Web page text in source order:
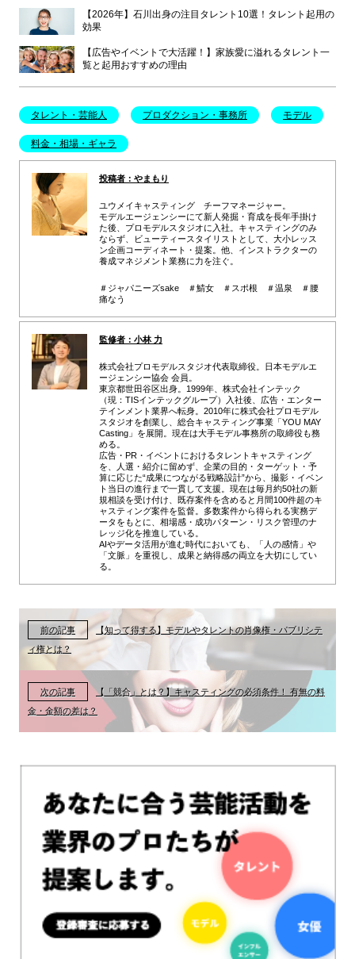
【2026年】石川出身の注目タレント10選！タレント起用の
効果
【広告やイベントで大活躍！】家族愛に溢れるタレント一
覧と起用おすすめの理由
タレント・芸能人 プロダクション・事務所 モデル
料金・相場・ギャラ
投稿者：やまもり
ユウメイキャスティング チーフマネージャー。
モデルエージェンシーにて新人発掘・育成を長年手掛け
た後、プロモデルスタジオに入社。キャスティングのみ
ならず、ビューティースタイリストとして、大小レッス
ン企画コーディネート・提案。他、インストラクターの
養成マネジメント業務に力を注ぐ。
＃ジャパニーズsake ＃鯖女 ＃スポ根 ＃温泉 ＃腰
痛なう
監修者：小林 力
株式会社プロモデルスタジオ代表取締役。日本モデルエ
ージェンシー協会 会員。
東京都世田谷区出身。1999年、株式会社インテック
（現：TISインテックグループ）入社後、広告・エンター
テインメント業界へ転身。2010年に株式会社プロモデル
スタジオを創業し、総合キャスティング事業「YOU MAY
Casting」を展開。現在は大手モデル事務所の取締役も務
める。
広告・PR・イベントにおけるタレントキャスティング
を、人選・紹介に留めず、企業の目的・ターゲット・予
算に応じた“成果につながる戦略設計”から、撮影・イベン
ト当日の進行まで一貫して支援。現在は毎月約50社の新
規相談を受け付け、既存案件を含めると月間100件超のキ
ャスティング案件を監督。多数案件から得られる実務デ
ータをもとに、相場感・成功パターン・リスク管理のナ
レッジ化を推進している。
AIやデータ活用が進む時代においても、「人の感情」や
「文脈」を重視し、成果と納得感の両立を大切にしてい
る。
前の記事
【知って得する】モデルやタレントの肖像権・パブリシテ
ィ権とは？
次の記事
【「競合」とは？】キャスティングの必須条件！ 有無の料
金・金額の差は？